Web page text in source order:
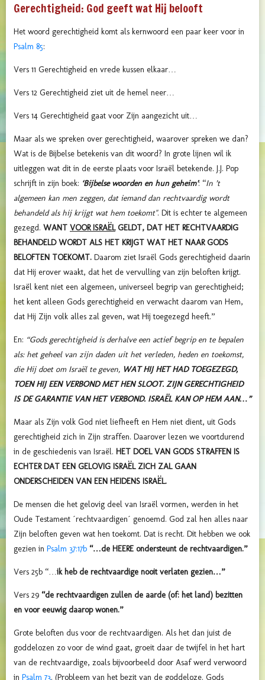
Gerechtigheid: God geeft wat Hij belooft
Het woord gerechtigheid komt als kernwoord een paar keer voor in
Psalm 85:
Vers 11 Gerechtigheid en vrede kussen elkaar…
Vers 12 Gerechtigheid ziet uit de hemel neer…
Vers 14 Gerechtigheid gaat voor Zijn aangezicht uit…
Maar als we spreken over gerechtigheid, waarover spreken we dan?
Wat is de Bijbelse betekenis van dit woord? In grote lijnen wil ik
uitleggen wat dit in de eerste plaats voor Israël betekende. J.J. Pop
schrijft in zijn boek: ‘Bijbelse woorden en hun geheim’: “In ’t
algemeen kan men zeggen, dat iemand dan rechtvaardig wordt
behandeld als hij krijgt wat hem toekomt". Dit is echter te algemeen
gezegd. WANT VOOR ISRAËLGELDT, DAT HET RECHTVAARDIG
BEHANDELD WORDT ALS HET KRIJGT WAT HET NAAR GODS
BELOFTEN TOEKOMT. Daarom ziet Israël Gods gerechtigheid daarin
dat Hij erover waakt, dat het de vervulling van zijn beloften krijgt.
Israël kent niet een algemeen, universeel begrip van gerechtigheid;
het kent alleen Gods gerechtigheid en verwacht daarom van Hem,
dat Hij Zijn volk alles zal geven, wat Hij toegezegd heeft.”
En: “Gods gerechtigheid is derhalve een actief begrip en te bepalen
als: het geheel van zijn daden uit het verleden, heden en toekomst,
die Hij doet om Israël te geven, WAT HIJ HET HAD TOEGEZEGD,
TOEN HIJ EEN VERBOND MET HEN SLOOT. ZIJN GERECHTIGHEID
IS DE GARANTIE VAN HET VERBOND. ISRAËL KAN OP HEM AAN…”
Maar als Zijn volk God niet liefheeft en Hem niet dient, uit Gods
gerechtigheid zich in Zijn straffen. Daarover lezen we voortdurend
in de geschiedenis van Israël. HET DOEL VAN GODS STRAFFEN IS
ECHTER DAT EEN GELOVIG ISRAËL ZICH ZAL GAAN
ONDERSCHEIDEN VAN EEN HEIDENS ISRAËL.
De mensen die het gelovig deel van Israël vormen, werden in het
Oude Testament ´rechtvaardigen´ genoemd. God zal hen alles naar
Zijn beloften geven wat hen toekomt. Dat is recht. Dit hebben we ook
gezien in Psalm 37:17b “…de HEERE ondersteunt de rechtvaardigen.”
Vers 25b “…ik heb de rechtvaardige nooit verlaten gezien…”
Vers 29 “de rechtvaardigen zullen de aarde (of: het land) bezitten
en voor eeuwig daarop wonen.”
Grote beloften dus voor de rechtvaardigen. Als het dan juist de
goddelozen zo voor de wind gaat, groeit daar de twijfel in het hart
van de rechtvaardige, zoals bijvoorbeeld door Asaf werd verwoord
in Psalm 73. (Probleem van het bezit van de goddeloze. Gods